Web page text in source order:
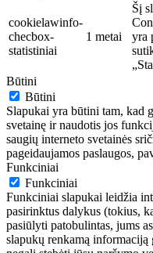
cookielawinfo-
checbox-
statistiniai
1 metai
Šį
yra
Būtini
Būtini
Slapukai yra būtini tam, kad
svetainę ir naudotis jos
saugių interneto svetainės
pageidaujamos paslaugos,
Funkciniai
Funkciniai
Funkciniai slapukai leidžia
pasirinktus dalykus (tokius,
pasiūlyti patobulintas, jums
slapukų renkamą